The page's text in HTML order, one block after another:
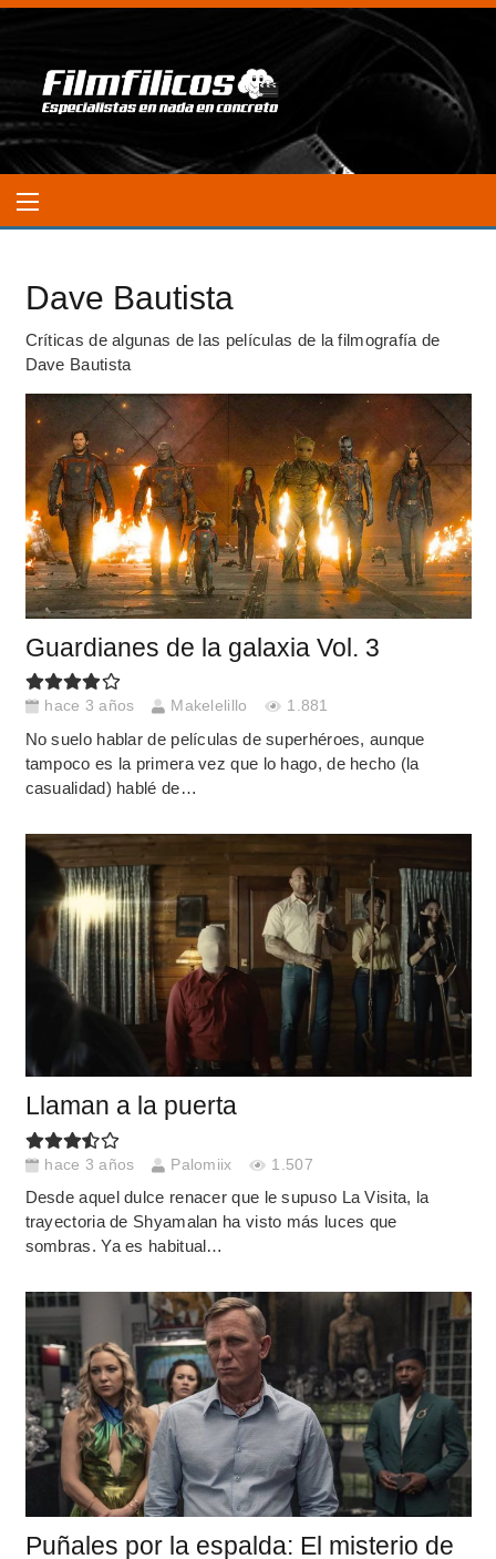
Dave Bautista
Críticas de algunas de las películas de la filmografía de
Dave Bautista
Guardianes de la galaxia Vol. 3
hace 3 años Makelelillo 1.881
No suelo hablar de películas de superhéroes, aunque
tampoco es la primera vez que lo hago, de hecho (la
casualidad) hablé de…
Llaman a la puerta
hace 3 años Palomiix 1.507
Desde aquel dulce renacer que le supuso La Visita, la
trayectoria de Shyamalan ha visto más luces que
sombras. Ya es habitual…
Puñales por la espalda: El misterio de